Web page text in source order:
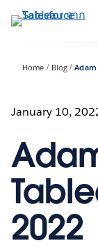
ไป
Home Blog Adam
January 10,
2022